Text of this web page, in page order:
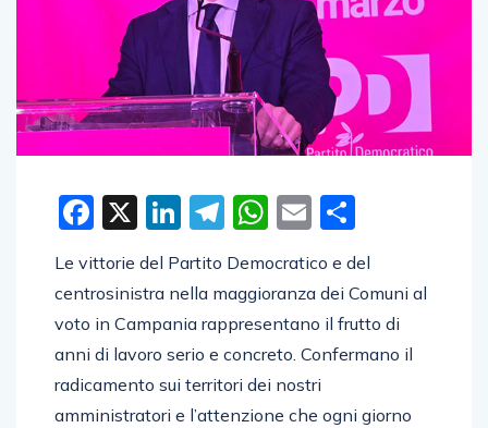
Facebook
X LinkedIn
Telegram
WhatsApp
Email
Le vittorie del Partito Democratico e del
centrosinistra nella maggioranza dei Comuni al
voto in Campania rappresentano il frutto di
anni di lavoro serio e concreto. Confermano il
radicamento sui territori dei nostri
amministratori e l’attenzione che ogni giorno